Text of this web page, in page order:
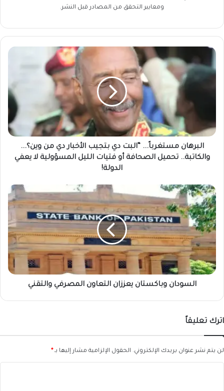
ومعايير التحقق من المصادر قبل النشر.
البرهان
مستغرباً...
“البت
من
وين؟...
والكاتبة..
تحميل
فتيات
الليل
المسؤولية
لا
يعفي
الدولة!
البرهان مستغرباً... “البت دي بتجيب الأخبار دي من وين؟...
والكاتبة.. تحميل الصحافة أو فتيات الليل المسؤولية لا يعفي
الدولة!
السودان
وباكستان
يعززان
التعاون
المصرفي
والتقني
السودان وباكستان يعززان التعاون المصرفي والتقني
اترك تعليقاً
لن يتم نشر عنوان بريدك الإلكتروني. الحقول الإلزامية مشار إليها بـ*